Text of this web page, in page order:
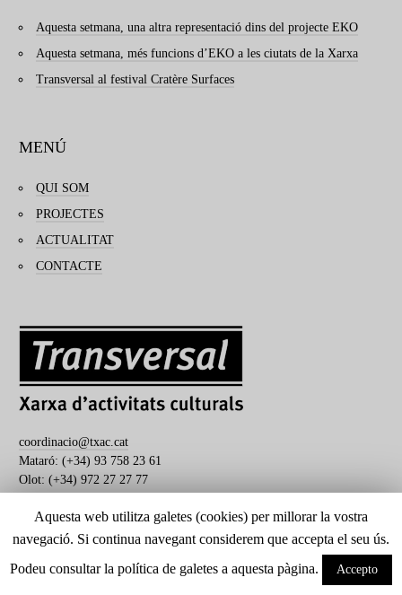
Aquesta setmana, una altra representació dins del projecte EKO
Aquesta setmana, més funcions d’EKO a les ciutats de la Xarxa
Transversal al festival Cratère Surfaces
MENÚ
QUI SOM
PROJECTES
ACTUALITAT
CONTACTE
coordinacio@txac.cat
Mataró: (+34) 93 758 23 61
Olot: (+34) 972 27 27 77
Transversal. Xarxa d'activitats culturals
Aquesta web utilitza galetes (cookies) per millorar la vostra
navegació. Si continua navegant considerem que accepta el seu ús.
Podeu consultar la política de galetes a aquesta pàgina.
Accepto